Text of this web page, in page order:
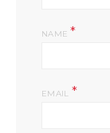
NAME*
EMAIL *